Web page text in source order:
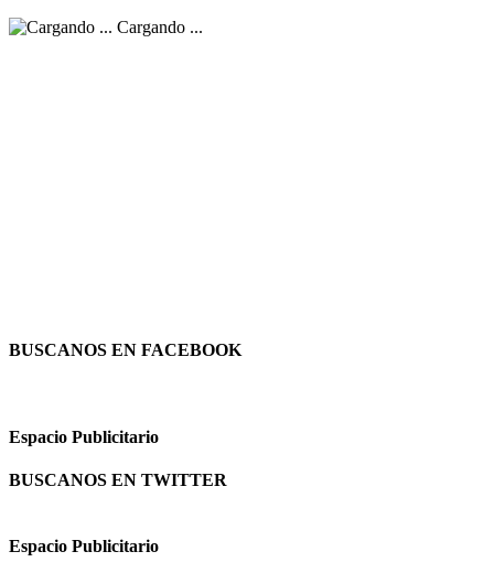
Cargando ...
BUSCANOS EN FACEBOOK
Espacio Publicitario
BUSCANOS EN TWITTER
Espacio Publicitario